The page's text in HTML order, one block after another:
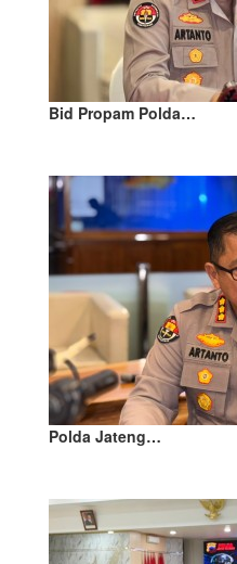
Bid Propam Polda…
Polda Jateng…